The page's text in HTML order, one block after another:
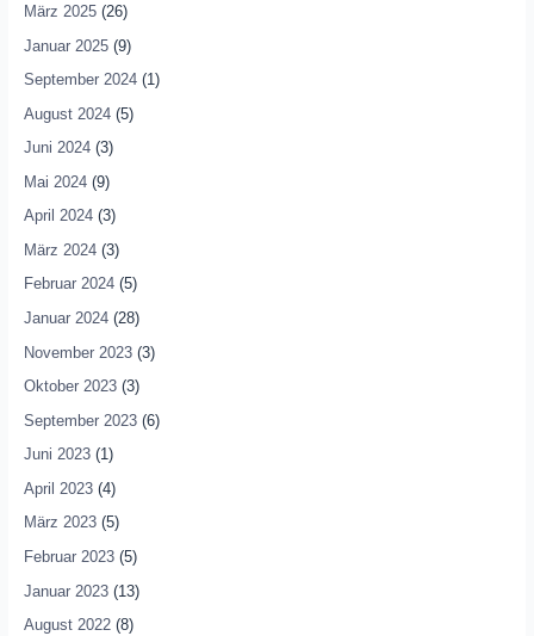
März 2025(26)
Januar 2025(9)
September 2024(1)
August 2024(5)
Juni 2024(3)
Mai 2024(9)
April 2024(3)
März 2024(3)
Februar 2024(5)
Januar 2024(28)
November 2023(3)
Oktober 2023(3)
September 2023(6)
Juni 2023(1)
April 2023(4)
März 2023(5)
Februar 2023(5)
Januar 2023(13)
August 2022(8)